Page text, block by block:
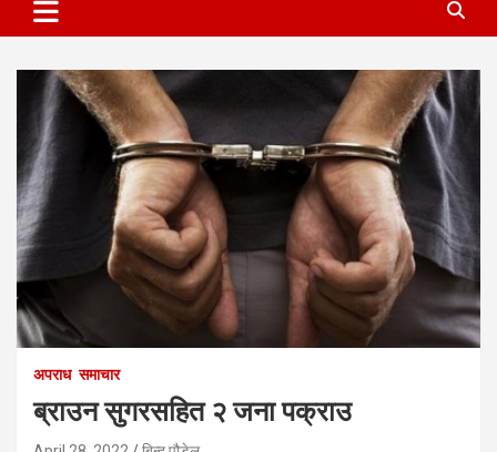
अपराध समाचार
ब्राउन सुगरसहित २ जना पक्राउ